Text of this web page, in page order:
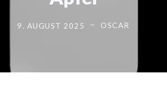
9. AUGUST 2025 OSCAR